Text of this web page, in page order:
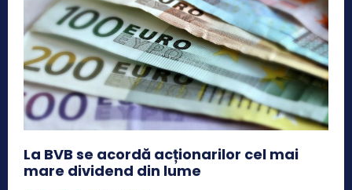
La BVB se acordă acționarilor cel mai
mare dividend din lume